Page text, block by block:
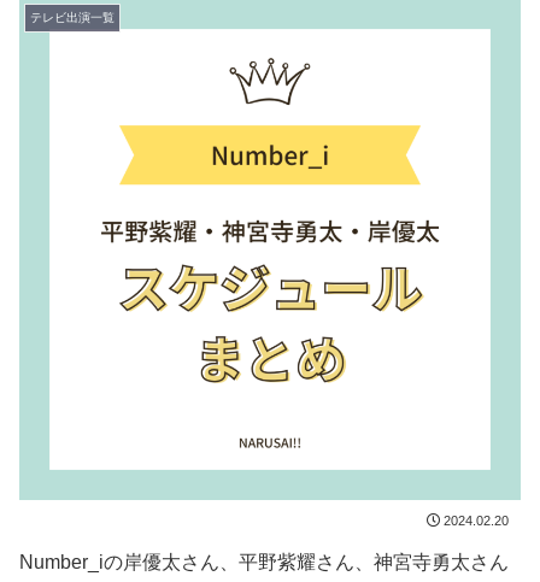
テレビ出演一覧
2024.02.20
Number_iの岸優太さん、平野紫耀さん、神宮寺勇太さん